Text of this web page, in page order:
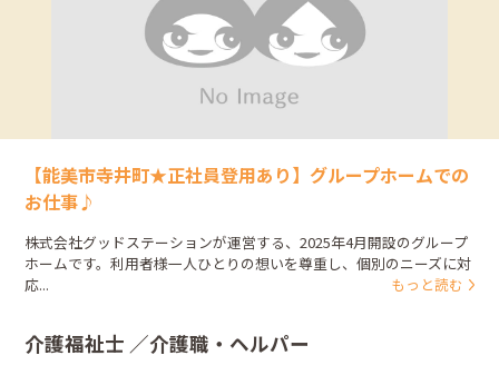
【能美市寺井町★正社員登用あり】グループホームでの
お仕事♪
株式会社グッドステーションが運営する、2025年4月開設のグループ
ホームです。利用者様一人ひとりの想いを尊重し、個別のニーズに対
応...
もっと読む
介護福祉士 ／介護職・ヘルパー